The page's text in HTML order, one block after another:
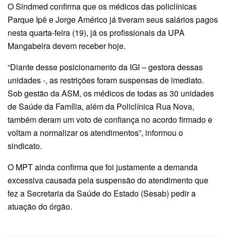
O Sindmed confirma que os médicos das policlínicas
Parque Ipê e Jorge Américo já tiveram seus salários pagos
nesta quarta-feira (19), já os profissionais da UPA
Mangabeira devem receber hoje.
“Diante desse posicionamento da IGI – gestora dessas
unidades -, as restrições foram suspensas de imediato.
Sob gestão da ASM, os médicos de todas as 30 unidades
de Saúde da Família, além da Policlínica Rua Nova,
também deram um voto de confiança no acordo firmado e
voltam a normalizar os atendimentos”, informou o
sindicato.
O MPT ainda confirma que foi justamente a demanda
excessiva causada pela suspensão do atendimento que
fez a Secretaria da Saúde do Estado (Sesab) pedir a
atuação do órgão.